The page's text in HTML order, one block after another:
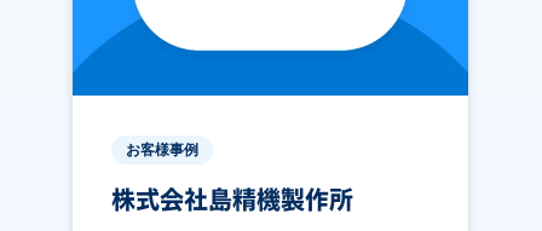
お客様事例
株式会社島精機製作所